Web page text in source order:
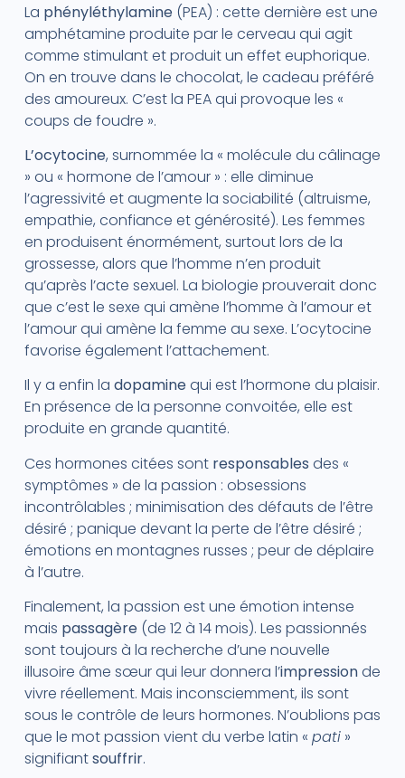
La phényléthylamine(PEA) : cette dernière est une
amphétamine produite par le cerveau qui agit
comme stimulant et produit un effet euphorique.
On en trouve dans le chocolat, le cadeau préféré
des amoureux. C’est la PEA qui provoque les «
coups de foudre ».
L’ocytocine, surnommée la « molécule du câlinage
» ou « hormone de l’amour » : elle diminue
l’agressivité et augmente la sociabilité (altruisme,
empathie, confiance et générosité). Les femmes
en produisent énormément, surtout lors de la
grossesse, alors que l’homme n’en produit
qu’après l’acte sexuel. La biologie prouverait donc
que c’est le sexe qui amène l’homme à l’amour et
l’amour qui amène la femme au sexe. L’ocytocine
favorise également l’attachement.
Il y a enfin la dopaminequi est l’hormone du plaisir.
En présence de la personne convoitée, elle est
produite en grande quantité.
Ces hormones citées sont responsables des «
symptômes » de la passion : obsessions
incontrôlables ; minimisation des défauts de l’être
désiré ; panique devant la perte de l’être désiré ;
émotions en montagnes russes ; peur de déplaire
à l’autre.
Finalement, la passion est une émotion intense
mais passagère(de 12 à 14 mois). Les passionnés
sont toujours à la recherche d’une nouvelle
illusoire âme sœur qui leur donnera l’impressionde
vivre réellement. Mais inconsciemment, ils sont
sous le contrôle de leurs hormones. N’oublions pas
que le mot passion vient du verbe latin « pati»
signifiantsouffrir.